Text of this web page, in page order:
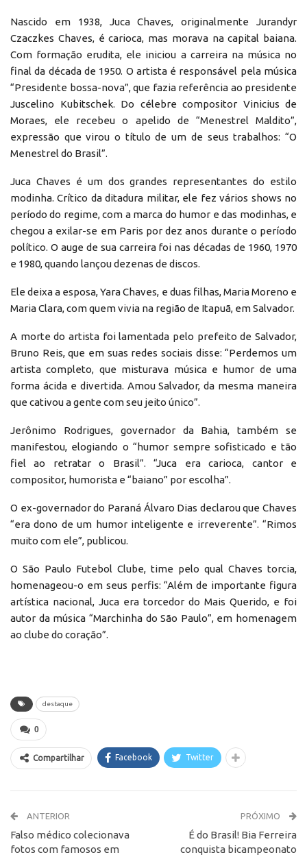
Nascido em 1938, Juca Chaves, originalmente Jurandyr
Czaczkes Chaves, é carioca, mas morava na capital baiana.
Com formação erudita, ele iniciou a carreira na música no
final da década de 1950. O artista é responsável pela música
“Presidente bossa-nova”, que fazia referência ao presidente
Juscelino Kubitschek. Do célebre compositor Vinicius de
Moraes, ele recebeu o apelido de “Menestrel Maldito”,
expressão que virou o título de um de seus trabalhos: “O
Menestrel do Brasil”.
Juca Chaves é um dos grandes representantes do estilo
modinha. Crítico da ditadura militar, ele fez vários shows no
período do regime, com a marca do humor e das modinhas, e
chegou a exilar-se em Paris por dez anos durante o período
político. O auge de sua carreira foi nas décadas de 1960, 1970
e 1980, quando lançou dezenas de discos.
Ele deixa a esposa, Yara Chaves, e duas filhas, Maria Moreno e
Maria Clara, com quem vivia na região de Itapuã, em Salvador.
A morte do artista foi lamentada pelo prefeito de Salvador,
Bruno Reis, que em suas redes sociais disse: “Perdemos um
artista completo, que misturava música e humor de uma
forma ácida e divertida. Amou Salvador, da mesma maneira
que cativou a gente com seu jeito único”.
Jerônimo Rodrigues, governador da Bahia, também se
manifestou, elogiando o “humor sempre sofisticado e tão
fiel ao retratar o Brasil”. “Juca era carioca, cantor e
compositor, humorista e “baiano” por escolha”.
O ex-governador do Paraná Álvaro Dias declarou que Chaves
“era dono de um humor inteligente e irreverente”. “Rimos
muito com ele”, publicou.
O São Paulo Futebol Clube, time pelo qual Chaves torcia,
homenageou-o em seus perfis: “Além de importante figura
artística nacional, Juca era torcedor do Mais Querido, e foi
autor da música “Marchinha do São Paulo”, em homenagem
ao clube do coração”.
destaque
0
Compartilhar Facebook Twitter
ANTERIOR
Falso médico colecionava
fotos com famosos em
PRÓXIMO
É do Brasil! Bia Ferreira
conquista bicampeonato